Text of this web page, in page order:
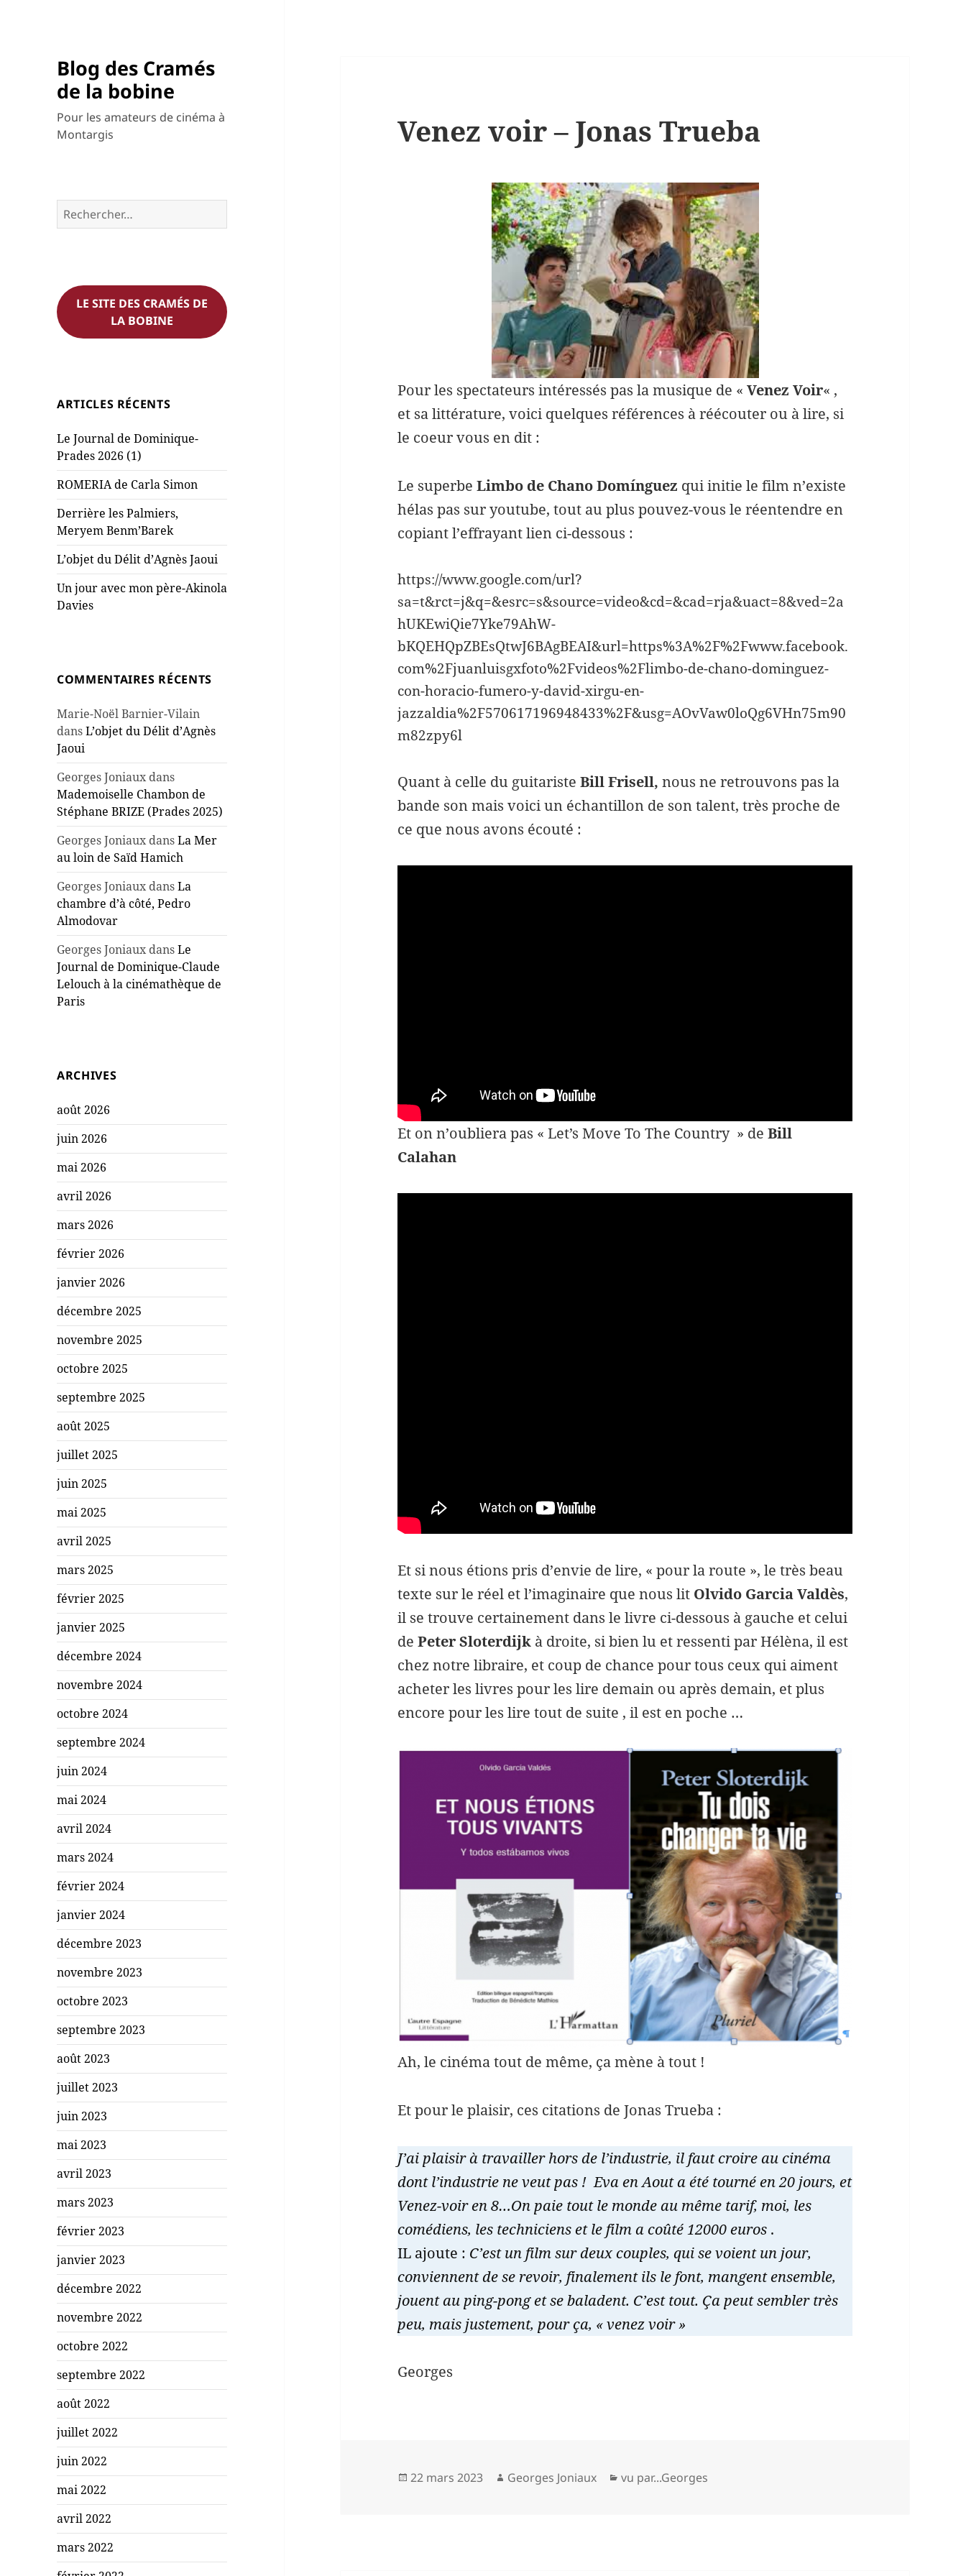
Blog des Cramés
de la bobine
Pour les amateurs de cinéma à
Montargis
Rechercher :
LE SITE DES CRAMÉS DE
LA BOBINE
ARTICLES RÉCENTS
Le Journal de Dominique-
Prades 2026 (1)
ROMERIA de Carla Simon
Derrière les Palmiers,
Meryem Benm’Barek
L’objet du Délit d’Agnès Jaoui
Un jour avec mon père-Akinola
Davies
COMMENTAIRES RÉCENTS
Marie-Noël Barnier-Vilain
dansL’objet du Délit d’Agnès
Jaoui
Georges Joniaux dans
Mademoiselle Chambon de
Stéphane BRIZE (Prades 2025)
Georges Joniaux dansLa Mer
au loin de Saïd Hamich
Georges Joniaux dansLa
chambre d’à côté, Pedro
Almodovar
Georges Joniaux dansLe
Journal de Dominique-Claude
Lelouch à la cinémathèque de
Paris
ARCHIVES
août 2026
juin 2026
mai 2026
avril 2026
mars 2026
février 2026
janvier 2026
décembre 2025
novembre 2025
octobre 2025
septembre 2025
août 2025
juillet 2025
juin 2025
mai 2025
avril 2025
mars 2025
février 2025
janvier 2025
décembre 2024
novembre 2024
octobre 2024
septembre 2024
juin 2024
mai 2024
avril 2024
mars 2024
février 2024
janvier 2024
décembre 2023
novembre 2023
octobre 2023
septembre 2023
août 2023
juillet 2023
juin 2023
mai 2023
avril 2023
mars 2023
février 2023
janvier 2023
décembre 2022
novembre 2022
octobre 2022
septembre 2022
août 2022
juillet 2022
juin 2022
mai 2022
avril 2022
mars 2022
Venez voir – Jonas Trueba
Pour les spectateurs intéressés pas la musique de «Venez Voir« ,
et sa littérature, voici quelques références à réécouter ou à lire, si
le coeur vous en dit :
Le superbeLimbo de Chano Domínguez qui initie le film n’existe
hélas pas sur youtube, tout au plus pouvez-vous le réentendre en
copiant l’effrayant lien ci-dessous :
https://www.google.com/url?
sa=t&rct=j&q=&esrc=s&source=video&cd=&cad=rja&uact=8&ved=2a
hUKEwiQie7Yke79AhW-
bKQEHQpZBEsQtwJ6BAgBEAI&url=https%3A%2F%2Fwww.facebook.
com%2Fjuanluisgxfoto%2Fvideos%2Flimbo-de-chano-dominguez-
con-horacio-fumero-y-david-xirgu-en-
jazzaldia%2F570617196948433%2F&usg=AOvVaw0loQg6VHn75m90
m82zpy6l
Quant à celle du guitaristeBill Frisell, nous ne retrouvons pas la
bande son mais voici un échantillon de son talent, très proche de
ce que nous avons écouté :
Et on n’oubliera pas « Let’s Move To The Country » de Bill
Calahan
Et si nous étions pris d’envie de lire, « pour la route », le très beau
texte sur le réel et l’imaginaire que nous lit Olvido Garcia Valdès,
il se trouve certainement dans le livre ci-dessous à gauche et celui
dePeter Sloterdijk à droite, si bien lu et ressenti par Hélèna, il est
chez notre libraire, et coup de chance pour tous ceux qui aiment
acheter les livres pour les lire demain ou après demain, et plus
encore pour les lire tout de suite , il est en poche …
Ah, le cinéma tout de même, ça mène à tout !
Et pour le plaisir, ces citations de Jonas Trueba :
J’ai plaisir à travailler hors de l’industrie, il faut croire au cinéma
dont l’industrie ne veut pas ! Eva en Aout a été tourné en 20 jours, et
Venez-voir en 8…On paie tout le monde au même tarif, moi, les
comédiens, les techniciens et le film a coûté 12000 euros .
IL ajoute : C’est un film sur deux couples, qui se voient un jour,
conviennent de se revoir, finalement ils le font, mangent ensemble,
jouent au ping-pong et se baladent. C’est tout. Ça peut sembler très
peu, mais justement, pour ça, « venez voir »
Georges
Publié
22 mars 2023 Auteur
Georges Joniaux Catégories
vu par...Georges